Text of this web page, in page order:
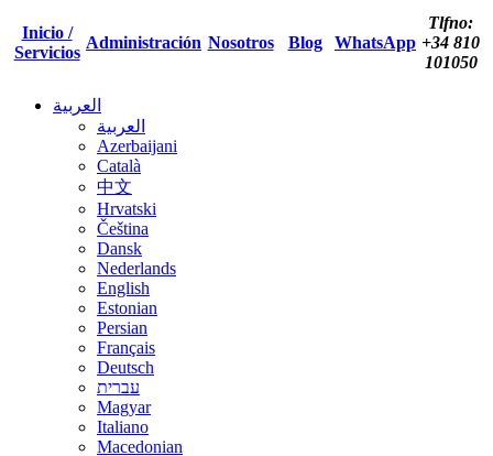
Inicio /
Servicios
Administración Nosotros Blog WhatsApp
Tlfno:
+34 810
101050
العربية
العربية
Azerbaijani
Català
中文
Hrvatski
Čeština
Dansk
Nederlands
English
Estonian
Persian
Français
Deutsch
עברית
Magyar
Italiano
Macedonian